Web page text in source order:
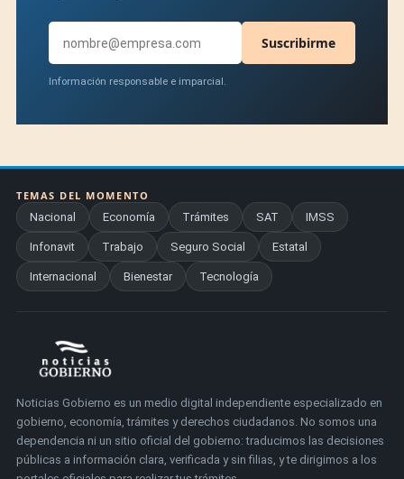
Suscribirme
Información responsable e imparcial.
TEMAS DEL MOMENTO
Nacional
Economía Trámites SAT IMSS
Infonavit Trabajo Seguro Social Estatal
Internacional Bienestar Tecnología
Noticias Gobierno es un medio digital independiente especializado en
gobierno, economía, trámites y derechos ciudadanos. No somos una
dependencia ni un sitio oficial del gobierno: traducimos las decisiones
públicas a información clara, verificada y sin filias, y te dirigimos a los